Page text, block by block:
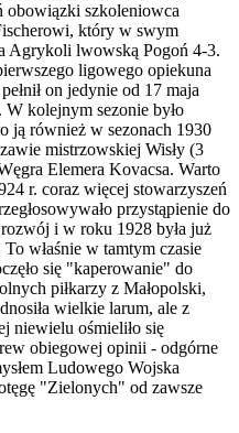
obowiązki szkoleniowca
który w swym
Agrykoli lwowską Pogoń 4-3.
ligowego opiekuna
on jedynie od 17 maja
kolejnym sezonie było
ją również w sezonach 1930
mistrzowskiej Wisły (3
Elemera Kovacsa. Warto
r. coraz więcej stowarzyszeń
przystąpienie do
i w roku 1928 była już
właśnie w tamtym czasie
się "kaperowanie" do
piłkarzy z Małopolski,
wielkie larum, ale z
niewielu ośmieliło się
obiegowej opinii - odgórne
Ludowego Wojska
"Zielonych" od zawsze